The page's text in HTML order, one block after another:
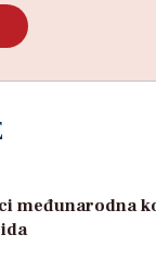
međunarodna